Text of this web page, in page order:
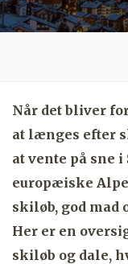
Når det bliver
at længes efter
at vente på sne i
europæiske
skiløb, god mad
Her er en
skiløb og dale,